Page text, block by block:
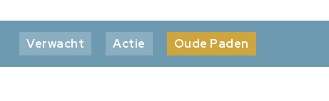
Verwacht Actie Oude Paden